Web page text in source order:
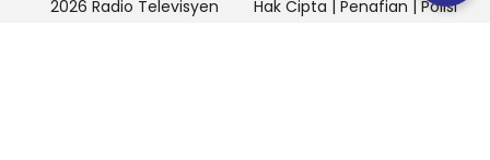
2026 Radio Televisyen
Hak Cipta | Penafian | Polisi